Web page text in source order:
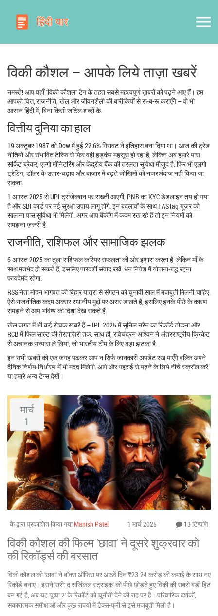
विकी कौशल – आपके लिये ताज़ा खबरें
नमस्ते! आप यहाँ "विकी कौशल" टैग के तहत सबसे महत्वपूर्ण ख़बरों को पढ़ने आए हैं। हम
आपको वित्त, राजनीति, खेल और जीवनशैली की बारीकियों से रू‑ब-रू कराएँगे – वो भी
आसान हिंदी में, बिना किसी जटिल शब्दों के.
वित्तीय दुनिया का हाल
19 अक्टूबर 1987 को Dow में हुई 22.6% गिरावट ने इतिहास बना दिया था। आज की ट्रेड
नीतियों और संभावित टैरिफ से फिर वही हड़कंप महसूस हो रहा है, लेकिन अब हमारे पास
सर्किट ब्रेकर, एल्गो मॉनिटरिंग और केंद्रीय बैंक की तरलता सुविधा मौजूद है. फिर भी एलगो
ट्रेडिंग, डॉलर के उतार‑चढ़ाव और बाजार में बढ़ते जोखिमों को नजरअंदाज नहीं किया जा
सकता.
1 अगस्त 2025 से UPI ट्रांजेक्शन पर सख्ती आएगी, PNB का KYC डेडलाइन तय हो गया
है और SBI कार्ड पर नई सुरक्षा उपाय लागू होंगे. इन बदलावों के साथ FASTag यूज़र को
सालाना पास सुविधा भी मिलेगी. अगर आप बैंकींग में कदम रख रहे हैं तो इन नियमों को
समझना ज़रूरी है.
राजनीति, राशिफल और सामाजिक झलक
6 अगस्त 2025 का तुला राशिफल करियर सफलता की ओर इशारा करता है. लेकिन माँ के
साथ मतभेद हो सकते हैं, इसलिए पारदर्शी संवाद रखें. धन निवेश में योजना‑बद्ध रहना
फायदेमंद रहेगा.
RSS नेता मोहन भागवत की बिहार यात्रा से संगठन को चुनावी साल में मजबूती मिलनी चाहिए.
ऐसे राजनीतिक कदम अक्सर स्थानीय मुद्दों पर असर डालते हैं, इसलिए इनके पीछे के कारण
समझने से आप भविष्य की दिशा देख सकते हैं.
खेल जगत में भी कई रोचक खबरें हैं – IPL 2025 में सूनिल नरैन का रिकॉर्ड तोड़ना और
RCB में फिल साल्ट की ग़ैरहाज़िरी तक. साथ ही, रविचंद्रन अश्विन ने अंतरराष्ट्रीय क्रिकेट
से अचानक संन्यास ले लिया, जो भारतीय टीम के लिए बड़ा झटका है.
इन सभी खबरों को एक जगह पढ़कर आप न सिर्फ जानकारी अपडेट रख पाएँगे बल्कि अपने
दैनिक निर्णय‑निर्धारण में भी मदद मिलेगी. आगे और गहराई से पढ़ने के लिये नीचे स्क्रॉल करें
या हमारे अन्य टैग्स देखें।
मार्च
1
के द्वारा प्रकाशित किया गया Manish Patel 1 मार्च 2025 13 टिप्पणि
विकी कौशल की फिल्म 'छावा' ने दूसरे शुक्रवार को
की रिकॉर्ड्स की बरसात
विकी कौशल की 'छावा' ने बॉक्स ऑफिस पर आठवें दिन ₹23-24 करोड़ की कमाई के साथ नए
रिकॉर्ड बनाए। इसने 'उरी: द सर्जिकल स्ट्राइक' को पीछे छोड़ते हुए विकी की सबसे बड़ी हिट
बन गई है, अब यह 'पुष्पा 2' के रिकॉर्ड को चुनौती देने की राह पर है। परिवारिक दर्शकों,
सकारात्मक समीक्षाओं और कुछ राज्यों में टैक्स-फ्री से इसे मजबूती मिली है।